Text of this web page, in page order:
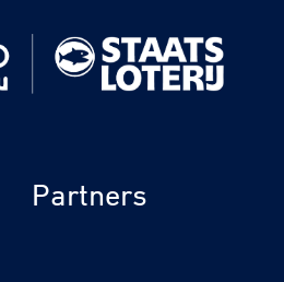
Partners